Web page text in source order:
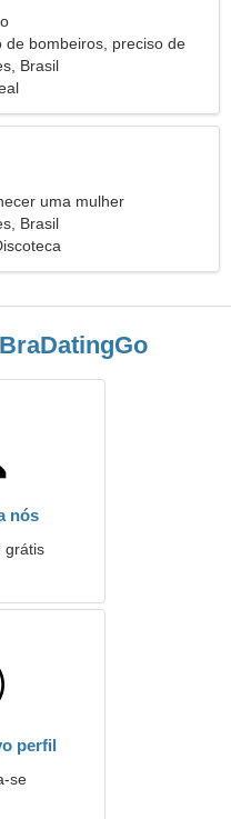
de bombeiros, preciso de
Brasil
uma mulher
Brasil
nós
grátis
perfil
se